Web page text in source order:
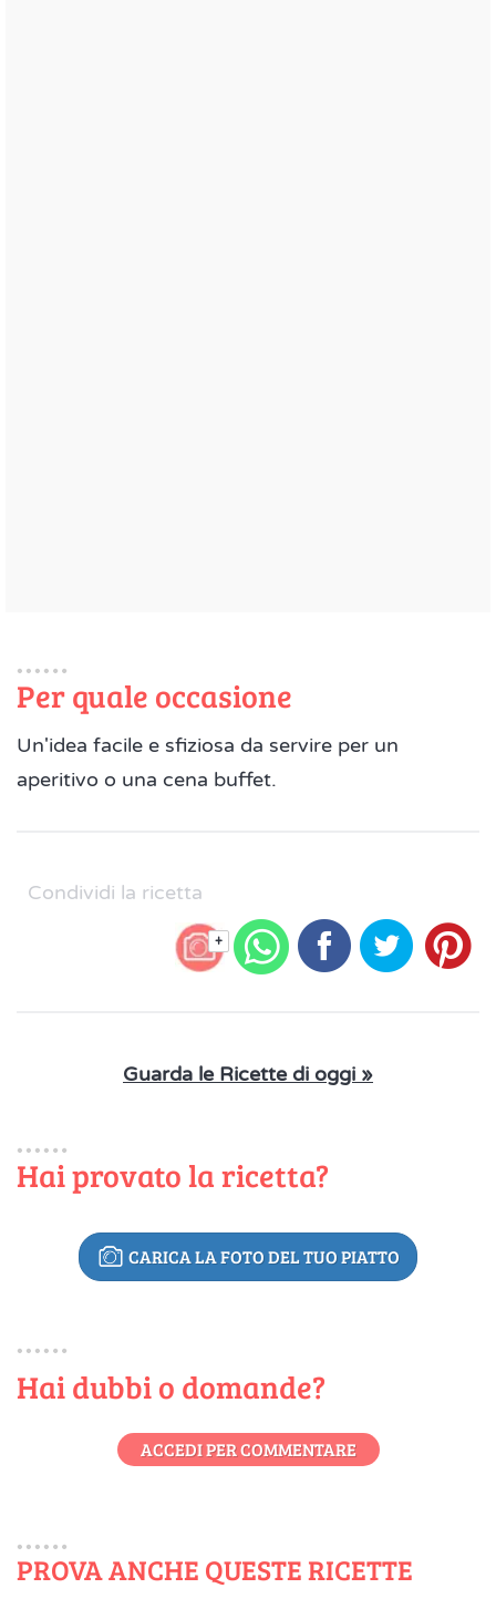
Per quale occasione
Un'idea facile e sfiziosa da servire per un
aperitivo o una cena buffet.
Condividi la ricetta
+
Guarda le Ricette di oggi »
Hai provato la ricetta?
CARICA LA FOTO DEL TUO PIATTO
Hai dubbi o domande?
ACCEDI PER COMMENTARE
PROVA ANCHE QUESTE RICETTE